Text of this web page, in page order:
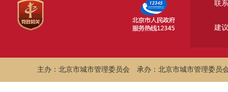
联
建
主办：北京市城市管理委员会 承办：北京市城市管理委员